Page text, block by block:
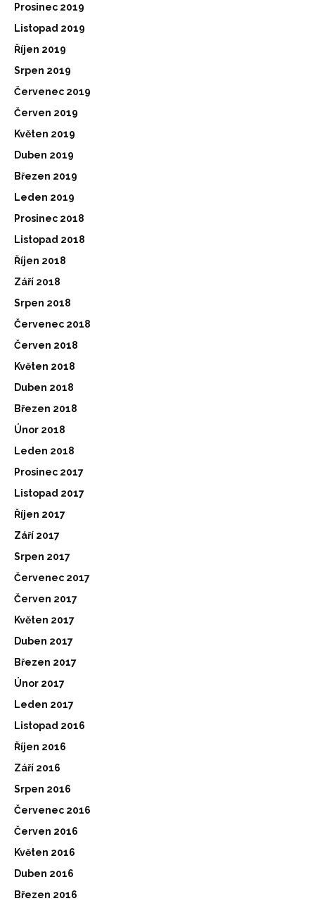
Prosinec 2019
Listopad 2019
Říjen 2019
Srpen 2019
Červenec 2019
Červen 2019
Květen 2019
Duben 2019
Březen 2019
Leden 2019
Prosinec 2018
Listopad 2018
Říjen 2018
Září 2018
Srpen 2018
Červenec 2018
Červen 2018
Květen 2018
Duben 2018
Březen 2018
Únor 2018
Leden 2018
Prosinec 2017
Listopad 2017
Říjen 2017
Září 2017
Srpen 2017
Červenec 2017
Červen 2017
Květen 2017
Duben 2017
Březen 2017
Únor 2017
Leden 2017
Listopad 2016
Říjen 2016
Září 2016
Srpen 2016
Červenec 2016
Červen 2016
Květen 2016
Duben 2016
Březen 2016